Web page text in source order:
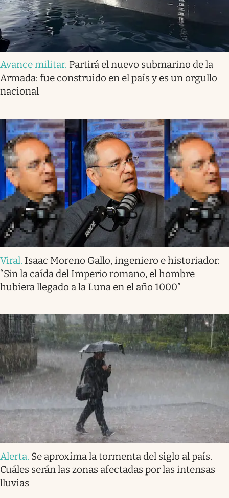
Avance militar. Partirá el nuevo submarino de la
Armada: fue construido en el país y es un orgullo
nacional
Viral. Isaac Moreno Gallo, ingeniero e historiador:
“Sin la caída del Imperio romano, el hombre
hubiera llegado a la Luna en el año 1000”
Alerta. Se aproxima la tormenta del siglo al país.
Cuáles serán las zonas afectadas por las intensas
lluvias